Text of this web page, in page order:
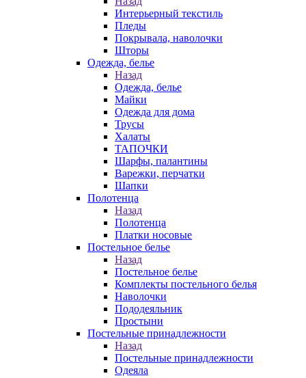
Интерьерный текстиль
Пледы
Покрывала, наволочки
Шторы
Одежда, белье
Назад
Одежда, белье
Майки
Одежда для дома
Трусы
Халаты
ТАПОЧКИ
Шарфы, палантины
Варежки, перчатки
Шапки
Полотенца
Назад
Полотенца
Платки носовые
Постельное белье
Назад
Постельное белье
Комплекты постельного белья
Наволочки
Пододеяльник
Простыни
Постельные принадлежности
Назад
Постельные принадлежности
Одеяла